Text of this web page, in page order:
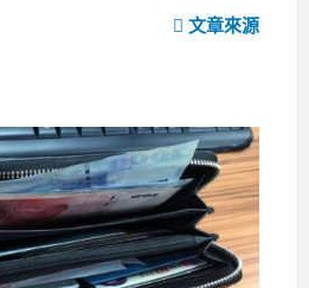
文章來源